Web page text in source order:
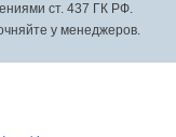
ст. 437 ГК РФ.
у менеджеров.